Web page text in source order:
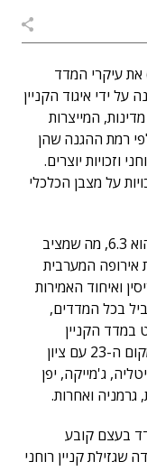
את עיקרי המדד
על ידי איגוד הקניין
הרוחני האמריקני (PRA). המדד כולל 129 מדינות, המייצרות
לפי רמת ההגנה שהן
וזכויות יוצרים.
על מצבן הכלכלי
הציון הכללי שנתן ה-PRA לישראל השנה הוא 6.3, מה שמציב
מדינות אירופה המערבית
ואיחוד האמירות
בכל המדדים,
במדד הקניין
הרוחני. כך, על פי הדו"ח, מגיעה ישראל למקום ה-23 עם ציון
איטליה, ג'מייקה, יפן
גרמניה ואחרות.
בעצם קובע
קניין רוחני